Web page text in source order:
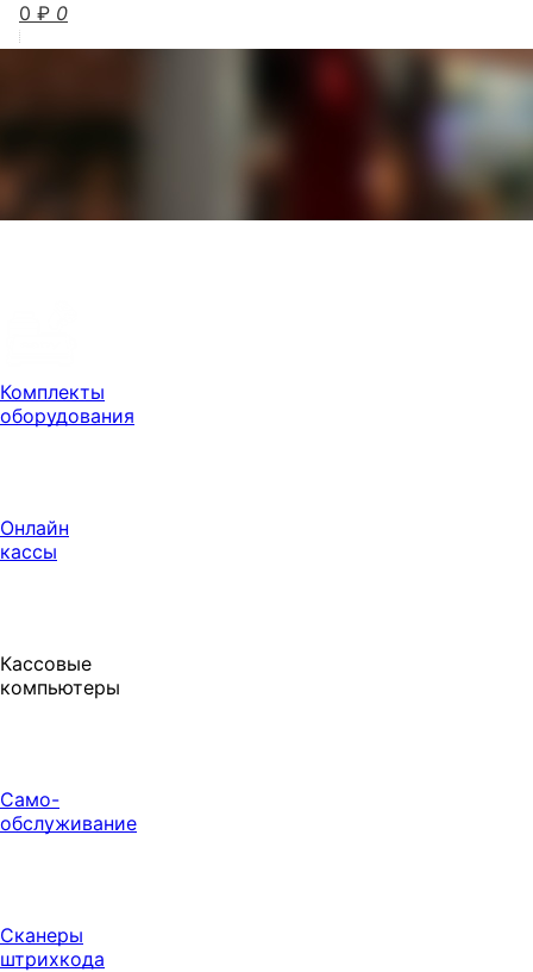
0 ₽ 0
Комплекты
оборудования
Онлайн
кассы
Кассовые
компьютеры
Само-
обслуживание
Сканеры
штрихкода